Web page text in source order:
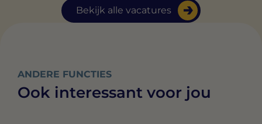
Bekijk alle vacatures
ANDERE FUNCTIES
Ook interessant voor jou